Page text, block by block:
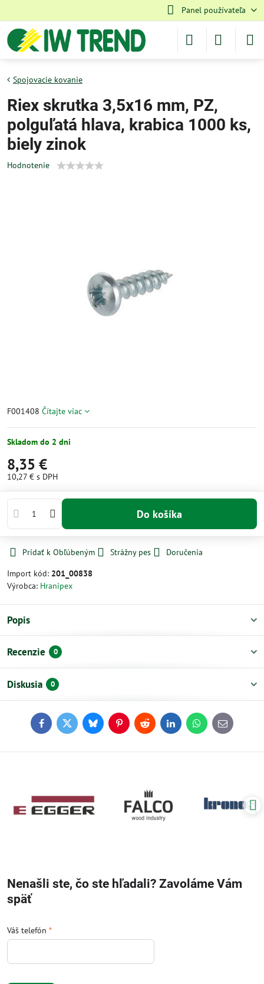
Panel používateľa
Spojovacie kovanie
Riex skrutka 3,5x16 mm, PZ,
polguľatá hlava, krabica 1000 ks,
biely zinok
Hodnotenie
F001408 Čítajte viac
Skladom do 2 dni
8,35 €
10,27 € s DPH
Do košíka
Pridať k Obľúbeným Strážny pes
Doručenia
Import kód: 201_00838
Výrobca: Hranipex
Popis
Recenzie 0
Diskusia 0
FacebookTwitterBlueskyPinterestReddit LinkedInWhatsApp
E-
mail
Nenašli ste, čo ste hľadali? Zavoláme Vám
späť
Váš telefón *